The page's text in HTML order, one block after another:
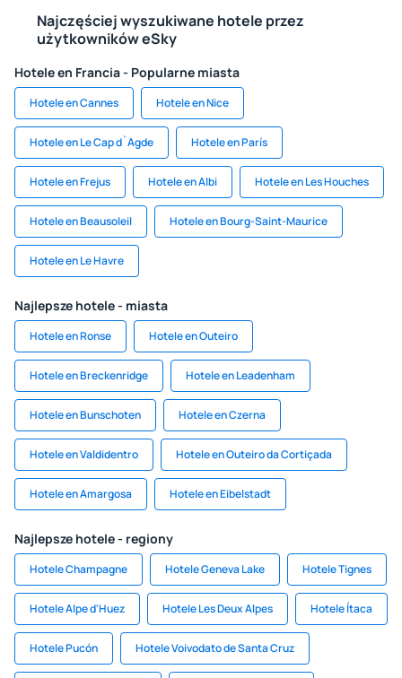
Najczęściej wyszukiwane hotele przez
użytkowników eSky
Hotele en Francia - Popularne miasta
Hotele en Cannes Hotele en Nice
Hotele en Le Cap d`Agde Hotele en París
Hotele en Frejus Hotele en Albi Hotele en Les Houches
Hotele en Beausoleil Hotele en Bourg-Saint-Maurice
Hotele en Le Havre
Najlepsze hotele - miasta
Hotele en Ronse Hotele en Outeiro
Hotele en Breckenridge Hotele en Leadenham
Hotele en Bunschoten Hotele en Czerna
Hotele en Valdidentro Hotele en Outeiro da Cortiçada
Hotele en Amargosa Hotele en Eibelstadt
Najlepsze hotele - regiony
Hotele Champagne Hotele Geneva Lake Hotele Tignes
Hotele Alpe d'Huez Hotele Les Deux Alpes Hotele Ítaca
Hotele Pucón Hotele Voivodato de Santa Cruz